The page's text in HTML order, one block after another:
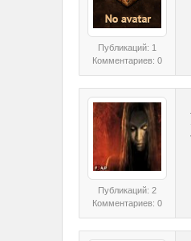
Публикаций: 1
Комментариев: 0
Публикаций: 2
Комментариев: 0